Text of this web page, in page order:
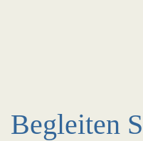
Begleiten